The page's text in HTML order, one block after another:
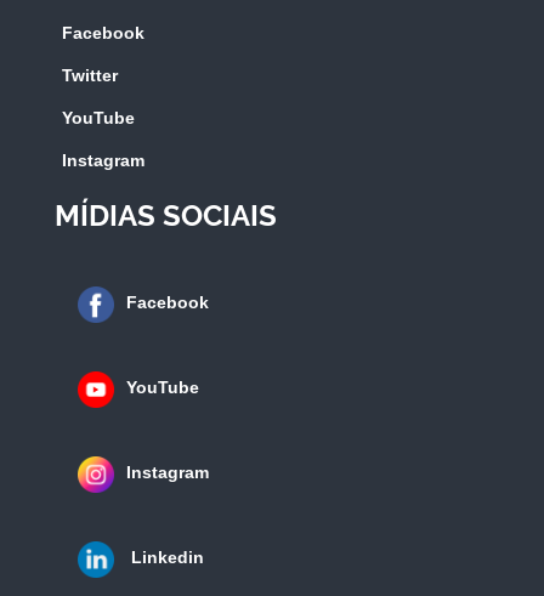
Facebook
Twitter
YouTube
Instagram
MÍDIAS SOCIAIS
Facebook
YouTube
Instagram
Linkedin